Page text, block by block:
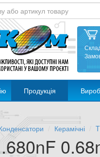
Продукція
Керамічні